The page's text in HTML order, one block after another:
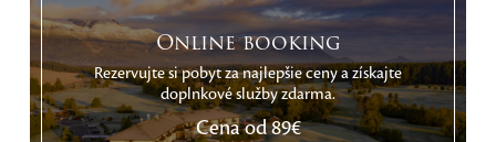
Online booking
Rezervujte si pobyt za najlepšie ceny a získajte
doplnkové služby zdarma.
Cena od89€